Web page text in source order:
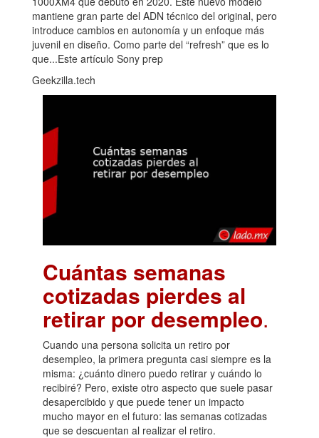
mantiene gran parte del ADN técnico del original, pero
introduce cambios en autonomía y un enfoque más
juvenil en diseño. Como parte del “refresh” que es lo
que...Este artículo Sony prep
Geekzilla.tech
Cuántas semanas
cotizadas pierdes al
retirar por desempleo.
Cuando una persona solicita un retiro por
desempleo, la primera pregunta casi siempre es la
misma: ¿cuánto dinero puedo retirar y cuándo lo
recibiré? Pero, existe otro aspecto que suele pasar
desapercibido y que puede tener un impacto
mucho mayor en el futuro: las semanas cotizadas
que se descuentan al realizar el retiro.